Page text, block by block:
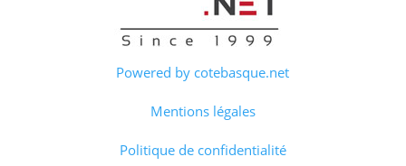
Powered by cotebasque.net
Mentions légales
Politique de confidentialité